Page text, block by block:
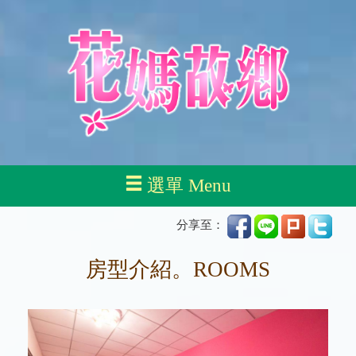
選單 Menu
分享至：
房型介紹。ROOMS